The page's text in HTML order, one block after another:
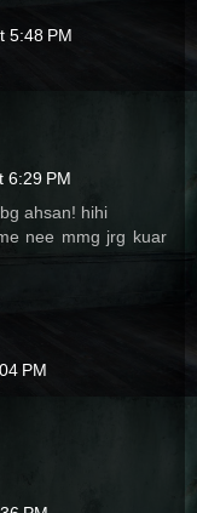
5:48 PM
6:29 PM
ahsan! hihi
nee mmg jrg kuar
PM